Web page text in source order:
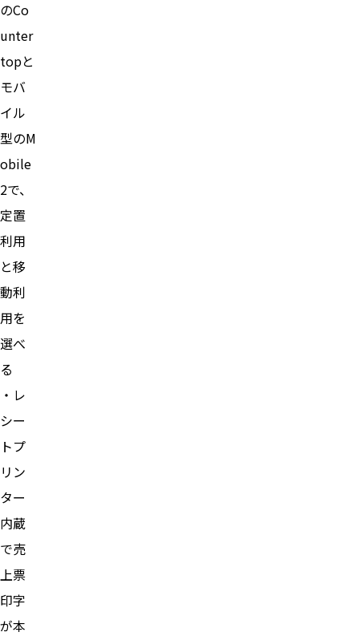
のCo
unter
topと
モバ
イル
型のM
obile
2で、
定置
利用
と移
動利
用を
選べ
る
・レ
シー
トプ
リン
ター
内蔵
で売
上票
印字
が本